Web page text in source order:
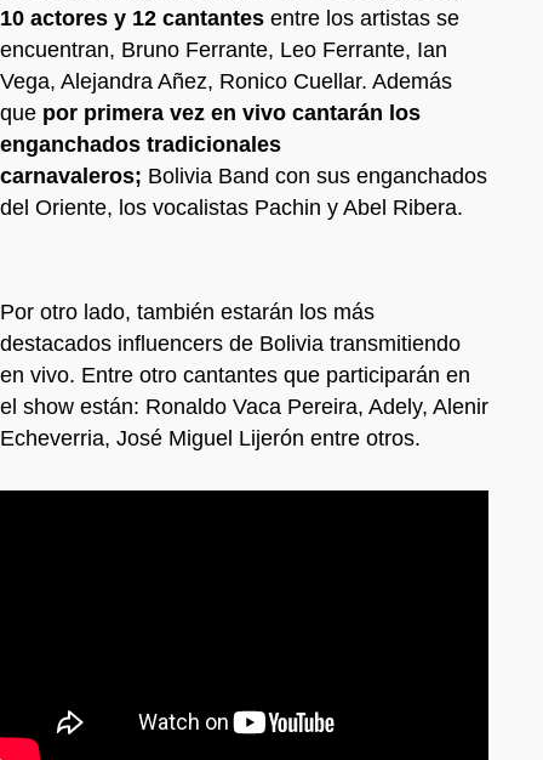
10 actores y 12 cantantes entre los artistas se
encuentran, Bruno Ferrante, Leo Ferrante, Ian
Vega, Alejandra Añez, Ronico Cuellar. Además
que por primera vez en vivo cantarán los
enganchados tradicionales
carnavaleros; Bolivia Band con sus enganchados
del Oriente, los vocalistas Pachin y Abel Ribera.
Por otro lado, también estarán los más
destacados influencers de Bolivia transmitiendo
en vivo. Entre otro cantantes que participarán en
el show están: Ronaldo Vaca Pereira, Adely, Alenir
Echeverria, José Miguel Lijerón entre otros.